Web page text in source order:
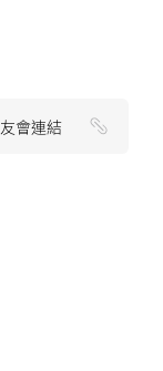
友會連結